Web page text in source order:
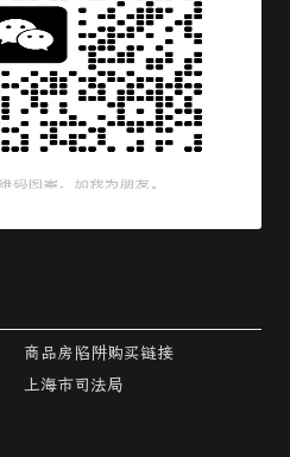
商品房陷阱购买链接
上海市司法局